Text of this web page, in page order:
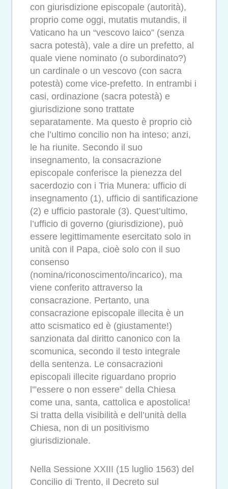
con giurisdizione episcopale (autorità),
proprio come oggi, mutatis mutandis, il
Vaticano ha un “vescovo laico” (senza
sacra potestà), vale a dire un prefetto, al
quale viene nominato (o subordinato?)
un cardinale o un vescovo (con sacra
potestà) come vice-prefetto. In entrambi i
casi, ordinazione (sacra potestà) e
giurisdizione sono trattate
separatamente. Ma questo è proprio ciò
che l’ultimo concilio non ha inteso; anzi,
le ha riunite. Secondo il suo
insegnamento, la consacrazione
episcopale conferisce la pienezza del
sacerdozio con i Tria Munera: ufficio di
insegnamento (1), ufficio di santificazione
(2) e ufficio pastorale (3). Quest’ultimo,
l’ufficio di governo (giurisdizione), può
essere legittimamente esercitato solo in
unità con il Papa, cioè solo con il suo
consenso
(nomina/riconoscimento/incarico), ma
viene conferito attraverso la
consacrazione. Pertanto, una
consacrazione episcopale illecita è un
atto scismatico ed è (giustamente!)
sanzionata dal diritto canonico con la
scomunica, secondo il testo integrale
della sentenza. Le consacrazioni
episcopali illecite riguardano proprio
l'”essere o non essere” della Chiesa
come una, santa, cattolica e apostolica!
Si tratta della visibilità e dell’unità della
Chiesa, non di un positivismo
giurisdizionale.
Nella Sessione XXIII (15 luglio 1563) del
Concilio di Trento, il Decreto sul